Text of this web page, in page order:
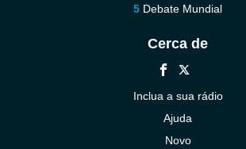
Debate Mundial
Cerca de
Inclua a sua rádio
Ajuda
Novo